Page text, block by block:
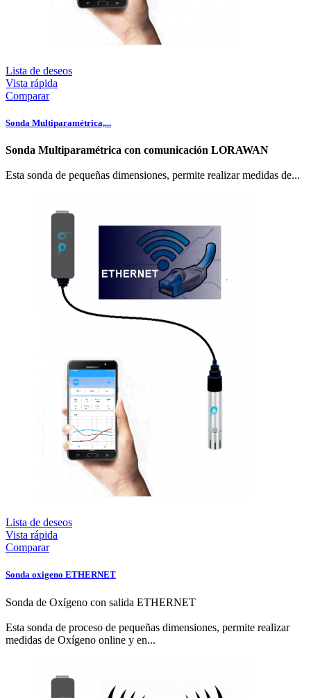
Lista de deseos
Vista rápida
Comparar
Sonda Multiparamétrica,...
Sonda Multiparamétrica con comunicación LORAWAN
Esta sonda de pequeñas dimensiones, permite realizar medidas de...
Lista de deseos
Vista rápida
Comparar
Sonda oxigeno ETHERNET
Sonda de Oxígeno con salida ETHERNET
Esta sonda de proceso de pequeñas dimensiones, permite realizar
medidas de Oxígeno online y en...